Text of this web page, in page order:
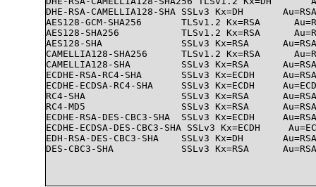
DHE-RSA-CAMELLIA128-SHA SSLv3 Kx=DH
AES128-GCM-SHA256       TLSv1.2 Kx=RSA
AES128-SHA256           TLSv1.2 Kx=RSA
AES128-SHA              SSLv3 Kx=RSA      Au=RSA
CAMELLIA128-SHA256      TLSv1.2 Kx=RSA
CAMELLIA128-SHA         SSLv3 Kx=RSA
ECDHE-RSA-RC4-SHA       SSLv3 Kx=ECDH
ECDHE-ECDSA-RC4-SHA     SSLv3 Kx=ECDH
RC4-SHA                 SSLv3 Kx=RSA      Au=RSA
RC4-MD5                 SSLv3 Kx=RSA      Au=RSA
ECDHE-RSA-DES-CBC3-SHA  SSLv3 Kx=ECDH
ECDHE-ECDSA-DES-CBC3-SHA SSLv3 Kx=ECDH
EDH-RSA-DES-CBC3-SHA    SSLv3 Kx=DH
DES-CBC3-SHA            SSLv3 Kx=RSA      Au=RSA